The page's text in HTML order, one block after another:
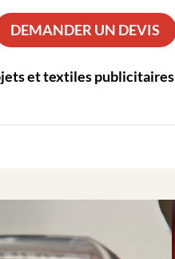
et textiles publicitaires
DEMANDER UN DEVIS